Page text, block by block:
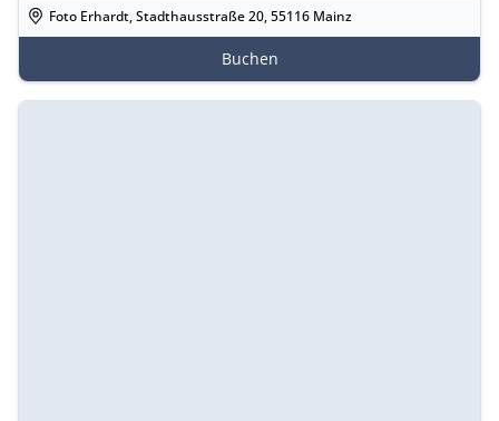
Foto Erhardt, Stadthausstraße 20, 55116 Mainz
Buchen